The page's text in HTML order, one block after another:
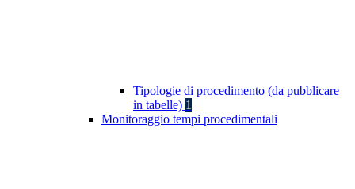
Tipologie di procedimento (da pubblicare
in tabelle) 1
Monitoraggio tempi procedimentali